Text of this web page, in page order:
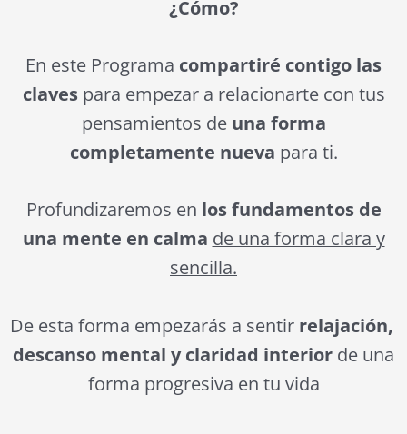
¿Cómo?
En este Programa compartiré contigo las
clavespara empezar a relacionarte con tus
pensamientos de una forma
completamente nueva para ti.
Profundizaremos en los fundamentos de
una mente en calma de una forma clara y
sencilla.
De esta forma empezarás a sentir relajación,
descanso mental y claridad interior de una
forma progresiva en tu vida